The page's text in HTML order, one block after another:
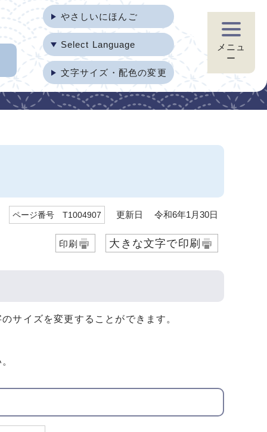
やさしいにほんご
Select Language
文字サイズ・配色の変更
メニュ
ー
ページ番号 T1004907 更新日 令和6年1月30日
印刷 大きな文字で印刷
サイズを変更することができます。